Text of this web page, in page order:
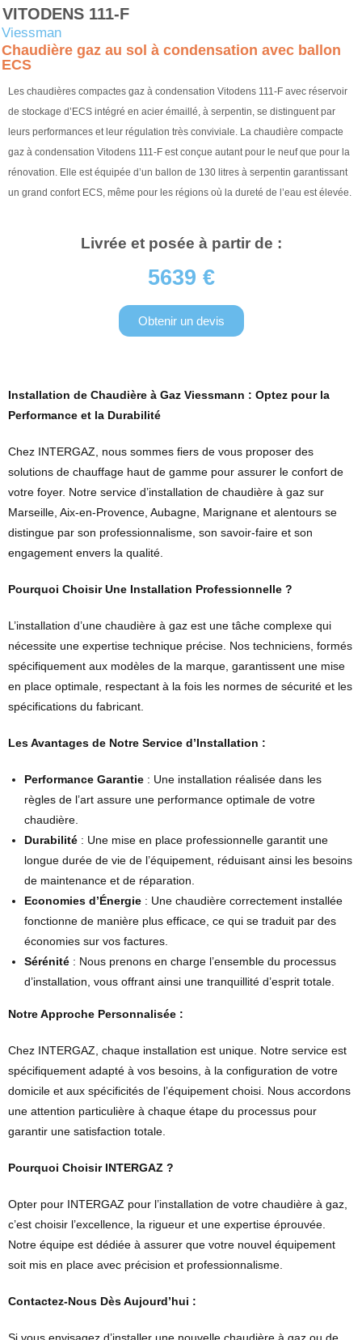
VITODENS 111-F
Viessman
Chaudière gaz au sol à condensation avec ballon
ECS
Les chaudières compactes gaz à condensation Vitodens 111-F avec réservoir
de stockage d’ECS intégré en acier émaillé, à serpentin, se distinguent par
leurs performances et leur régulation très conviviale. La chaudière compacte
gaz à condensation Vitodens 111-F est conçue autant pour le neuf que pour la
rénovation. Elle est équipée d’un ballon de 130 litres à serpentin garantissant
un grand confort ECS, même pour les régions où la dureté de l’eau est élevée.
Livrée et posée à partir de :
5639 €
Obtenir un devis
Installation de Chaudière à Gaz Viessmann : Optez pour la
Performance et la Durabilité
Chez INTERGAZ, nous sommes fiers de vous proposer des
solutions de chauffage haut de gamme pour assurer le confort de
votre foyer. Notre service d’installation de chaudière à gaz sur
Marseille, Aix-en-Provence, Aubagne, Marignane et alentours se
distingue par son professionnalisme, son savoir-faire et son
engagement envers la qualité.
Pourquoi Choisir Une Installation Professionnelle ?
L’installation d’une chaudière à gaz est une tâche complexe qui
nécessite une expertise technique précise. Nos techniciens, formés
spécifiquement aux modèles de la marque, garantissent une mise
en place optimale, respectant à la fois les normes de sécurité et les
spécifications du fabricant.
Les Avantages de Notre Service d’Installation :
Performance Garantie : Une installation réalisée dans les
règles de l’art assure une performance optimale de votre
chaudière.
Durabilité : Une mise en place professionnelle garantit une
longue durée de vie de l’équipement, réduisant ainsi les besoins
de maintenance et de réparation.
Economies d’Énergie : Une chaudière correctement installée
fonctionne de manière plus efficace, ce qui se traduit par des
économies sur vos factures.
Sérénité : Nous prenons en charge l’ensemble du processus
d’installation, vous offrant ainsi une tranquillité d’esprit totale.
Notre Approche Personnalisée :
Chez INTERGAZ, chaque installation est unique. Notre service est
spécifiquement adapté à vos besoins, à la configuration de votre
domicile et aux spécificités de l’équipement choisi. Nous accordons
une attention particulière à chaque étape du processus pour
garantir une satisfaction totale.
Pourquoi Choisir INTERGAZ ?
Opter pour INTERGAZ pour l’installation de votre chaudière à gaz,
c’est choisir l’excellence, la rigueur et une expertise éprouvée.
Notre équipe est dédiée à assurer que votre nouvel équipement
soit mis en place avec précision et professionnalisme.
Contactez-Nous Dès Aujourd’hui :